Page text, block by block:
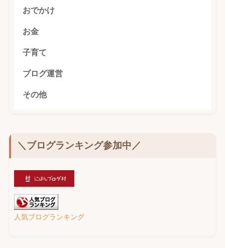
おでかけ
お金
子育て
ブログ運営
その他
＼ブログランキング参加中／
人気ブログランキング